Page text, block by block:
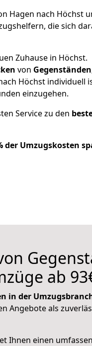
Hagen nach Höchst
die sich
Zuhause in Höchst.
von Gegenständen
Höchst individuell
einzugehen.
Service zu den
der Umzugskosten
ab
in der
Angebote als
Ihnen einen